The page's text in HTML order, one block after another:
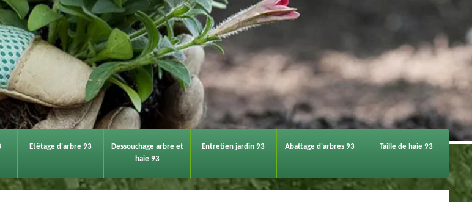
Etêtage d'arbre 93
Dessouchage arbre et
haie 93
Entretien jardin 93 Abattage d'arbres 93 Taille de haie 93